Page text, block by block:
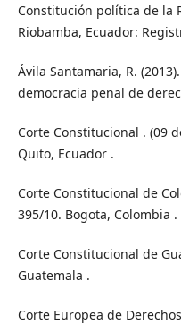
Constitución política de la
Riobamba, Ecuador:
Ávila Santamaria, R.
democracia penal de
Corte Constitucional . (09
Quito, Ecuador .
Corte Constitucional de
395/10. Bogota, Colombia .
Corte Constitucional de
Guatemala .
Corte Europea de